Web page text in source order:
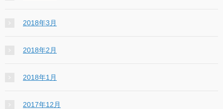
2018年3月
2018年2月
2018年1月
2017年12月